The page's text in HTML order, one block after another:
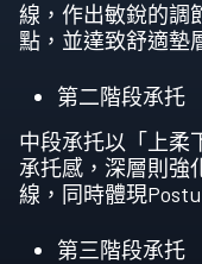
線，作出敏銳的調
點，並達致舒適墊
第二階段承托
中段承托以「上柔
承托感，深層則強
線，同時體現
第三階段承托